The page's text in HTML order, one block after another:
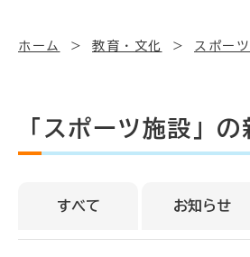
ホーム 教育・文化 スポー
「スポーツ施設」の
すべて お知らせ